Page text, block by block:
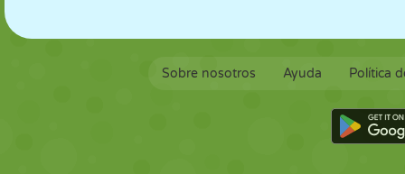
Sobre nosotros Ayuda Política